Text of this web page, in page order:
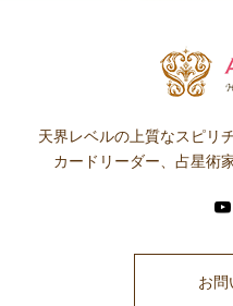
天界レベルの上質なスピリ
カードリーダー、占星術
お問